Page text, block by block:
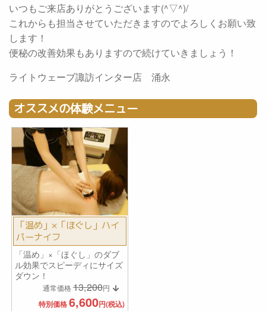
いつもご来店ありがとうございます(^▽^)/
これからも担当させていただきますのでよろしくお願い致
します！
便秘の改善効果もありますので続けていきましょう！
ライトウェーブ諏訪インター店 涌永
オススメの体験メニュー
「温め」×「ほぐし」ハイ
パーナイフ
「温め」×「ほぐし」のダブ
ル効果でスピーディにサイズ
ダウン！
通常価格 13,200円
特別価格6,600円(税込)